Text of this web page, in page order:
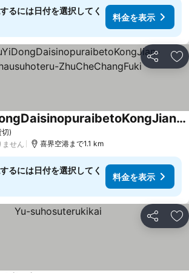
るには日付を選択してく
料金を表示
シェア お
)
marumaruYiDongDaisinopuraibetoKongJian-bananahausuhoteru-ZhuCheChangFuki
ません 喜界空港まで1.1 km
るには日付を選択してく
料金を表示
シェア お